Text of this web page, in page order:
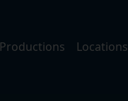
Productions Locations